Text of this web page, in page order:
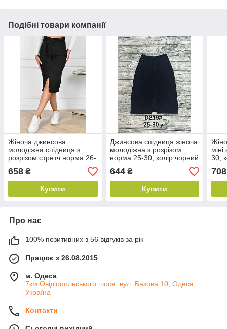
Подібні товари компанії
Жіноча джинсова
молодіжна спідниця з
розрізом стретч норма 26-
31, чорного кольору
658 ₴
Купити
Джинсова спідниця жіноча
молодіжна з розрізом
норма 25-30, колір чорний
644₴
Купити
30,
708
Про нас
100% позитивних з 56 відгуків за рік
Працює з 26.08.2015
м. Одеса
7км Овідіопольського шосе, вул. Базова 10, Одеса,
Україна
Контакти